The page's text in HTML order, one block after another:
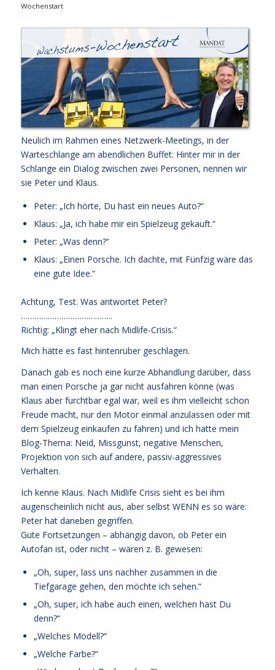
Wochenstart
Neulich im Rahmen eines Netzwerk-Meetings, in der
Warteschlange am abendlichen Buffet: Hinter mir in der
Schlange ein Dialog zwischen zwei Personen, nennen wir
sie Peter und Klaus.
Peter: „Ich hörte, Du hast ein neues Auto?“
Klaus: „Ja, ich habe mir ein Spielzeug gekauft.“
Peter: „Was denn?“
Klaus: „Einen Porsche. Ich dachte, mit Fünfzig wäre das
eine gute Idee.“
Achtung, Test. Was antwortet Peter?
…………………………………..
Richtig: „Klingt eher nach Midlife-Crisis.“
Mich hätte es fast hintenrüber geschlagen.
Danach gab es noch eine kurze Abhandlung darüber, dass
man einen Porsche ja gar nicht ausfahren könne (was
Klaus aber furchtbar egal war, weil es ihm vielleicht schon
Freude macht, nur den Motor einmal anzulassen oder mit
dem Spielzeug einkaufen zu fahren) und ich hatte mein
Blog-Thema: Neid, Missgunst, negative Menschen,
Projektion von sich auf andere, passiv-aggressives
Verhalten.
Ich kenne Klaus. Nach Midlife Crisis sieht es bei ihm
augenscheinlich nicht aus, aber selbst WENN es so wäre:
Peter hat daneben gegriffen.
Gute Fortsetzungen – abhängig davon, ob Peter ein
Autofan ist, oder nicht – wären z. B. gewesen:
„Oh, super, lass uns nachher zusammen in die
Tiefgarage gehen, den möchte ich sehen.“
„Oh, super, ich habe auch einen, welchen hast Du
denn?“
„Welches Modell?“
„Welche Farbe?“